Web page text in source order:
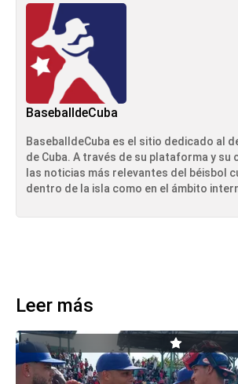
BaseballdeCuba
BaseballdeCuba es el sitio dedicado al
de Cuba. A través de su plataforma y su
las noticias más relevantes del béisbol
dentro de la isla como en el ámbito
Leer más